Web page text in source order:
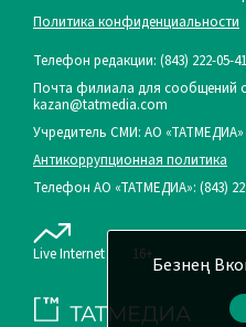
Безнең
Политика конфиденциальности
Телефон редакции: (843) 222-05-
Почта филиала для сообщений
kazan@tatmedia.com
Учредитель СМИ: АО «ТАТМЕДИА»
Антикоррупционная политика
Телефон АО «ТАТМЕДИА»: (843)
Live Internet 16+